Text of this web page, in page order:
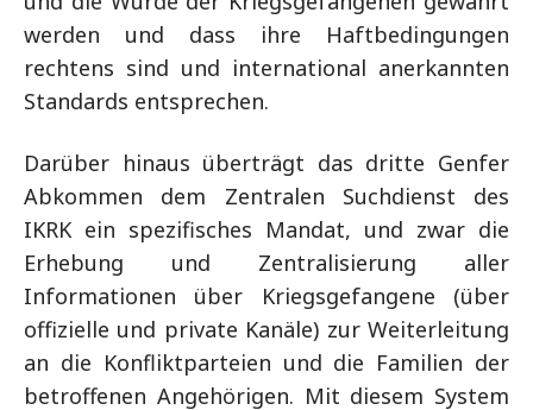
werden und dass ihre Haftbedingungen
rechtens sind und international anerkannten
Standards entsprechen.
Darüber hinaus überträgt das dritte Genfer
Abkommen dem Zentralen Suchdienst des
IKRK ein spezifisches Mandat, und zwar die
Erhebung und Zentralisierung aller
Informationen über Kriegsgefangene (über
offizielle und private Kanäle) zur Weiterleitung
an die Konfliktparteien und die Familien der
betroffenen Angehörigen. Mit diesem System